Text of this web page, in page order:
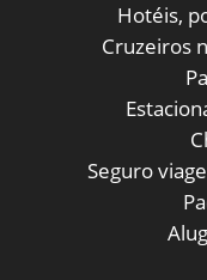
Hotéis,
Cruzeiros
Seguro